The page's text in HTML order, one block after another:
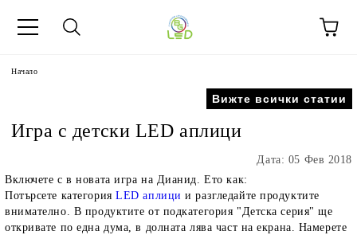
Начало
Вижте всички статии
Игра с детски LED аплици
Дата: 05 Фев 2018
Включете с в новата игра на Дианид. Ето как:
Потърсете категорияLED аплици и разгледайте продуктите
внимателно. В продуктите от подкатегория "Детска серия" ще
откривате по една дума, в долната лява част на екрана. Намерете